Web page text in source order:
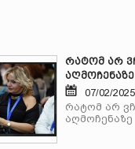
რატომ არ
აღმოჩენაზე
07/02/2025
რატომ არ
აღმოჩენაზე